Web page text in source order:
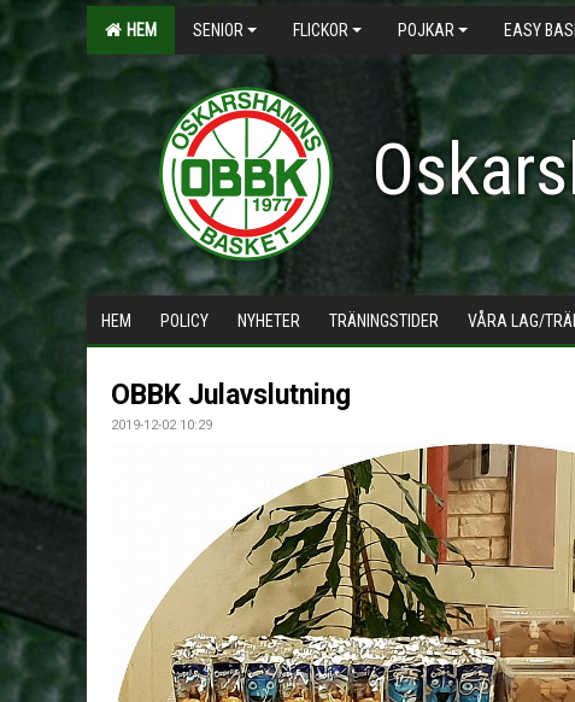
HEM SENIOR FLICKOR POJKAR EASY
HEM POLICY NYHETER TRÄNINGSTIDER VÅRA LAG/
OBBK Julavslutning
2019-12-02 10:29